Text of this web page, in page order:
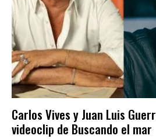
Carlos Vives y Juan Luis
videoclip de Buscando el mar